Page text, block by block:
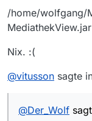
/home/wolfgang/
Nix. :(
@vitusson sagte
@Der_Wolf